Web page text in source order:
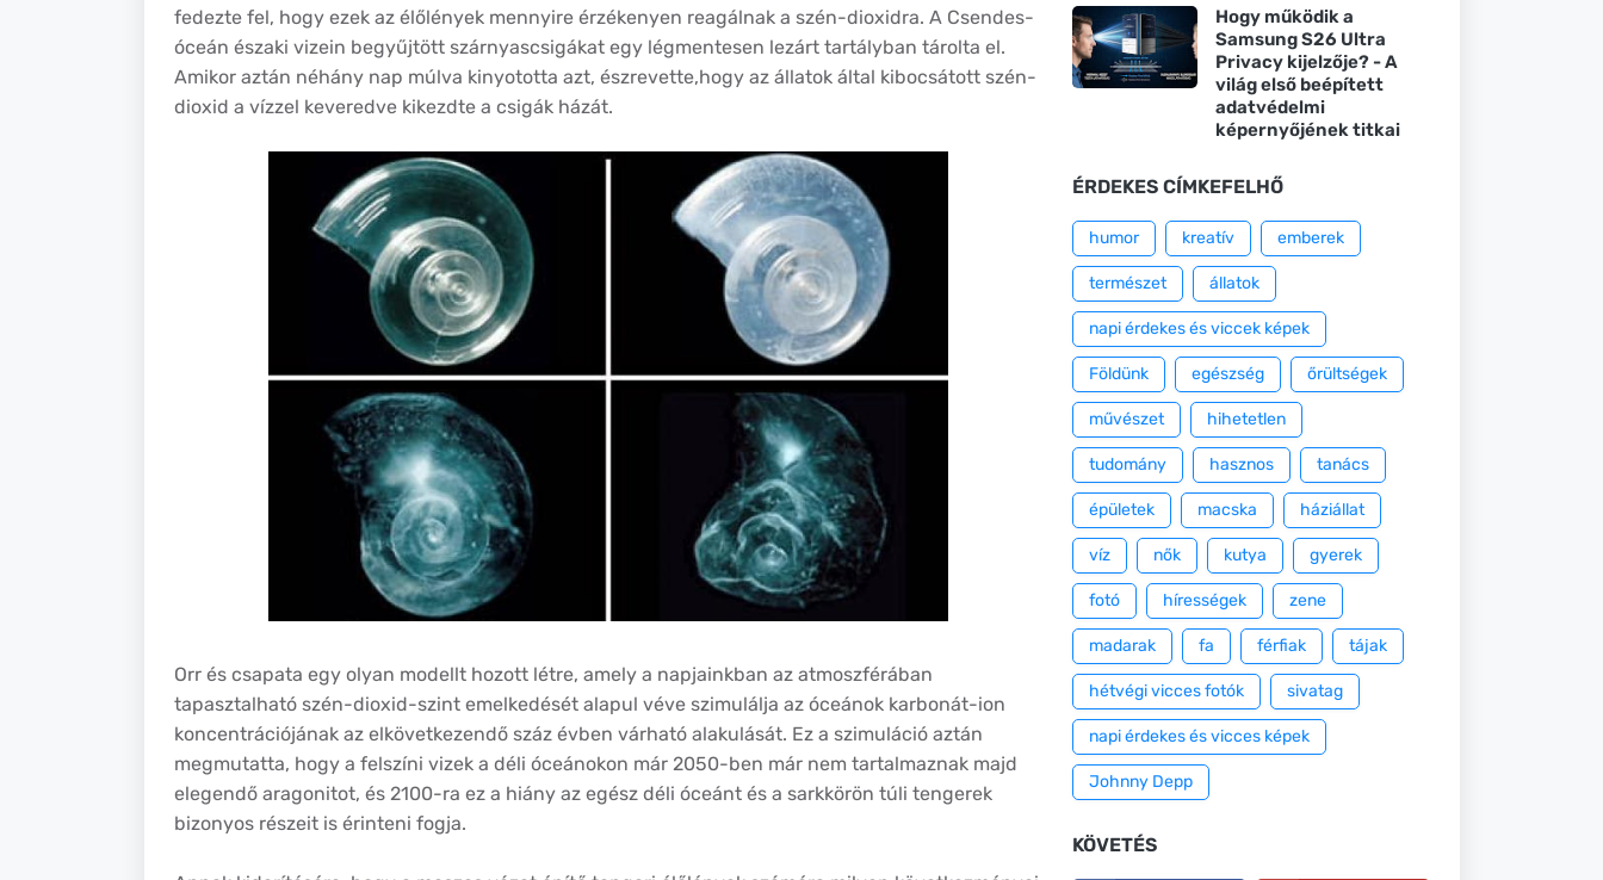
fedezte fel, hogy ezek az élőlények mennyire érzékenyen reagálnak a szén-dioxidra. A Csendes-
óceán északi vizein begyűjtött szárnyascsigákat egy légmentesen lezárt tartályban tárolta el.
Amikor aztán néhány nap múlva kinyototta azt, észrevette,hogy az állatok által kibocsátott szén-
dioxid a vízzel keveredve kikezdte a csigák házát.
Orr és csapata egy olyan modellt hozott létre, amely a napjainkban az atmoszférában
tapasztalható szén-dioxid-szint emelkedését alapul véve szimulálja az óceánok karbonát-ion
koncentrációjának az elkövetkezendő száz évben várható alakulását. Ez a szimuláció aztán
megmutatta, hogy a felszíni vizek a déli óceánokon már 2050-ben már nem tartalmaznak majd
elegendő aragonitot, és 2100-ra ez a hiány az egész déli óceánt és a sarkkörön túli tengerek
bizonyos részeit is érinteni fogja.
Hogy működik a
Samsung S26 Ultra
Privacy kijelzője? - A
világ első beépített
adatvédelmi
képernyőjének titkai
ÉRDEKES CÍMKEFELHŐ
humor kreatív emberek
természet állatok
napi érdekes és viccek képek
Földünk egészség őrültségek
művészet hihetetlen
tudomány hasznos tanács
épületek macska háziállat
víz nők kutya gyerek
fotó hírességek zene
madarak fa férfiak tájak
hétvégi vicces fotók sivatag
napi érdekes és vicces képek
Johnny Depp
KÖVETÉS